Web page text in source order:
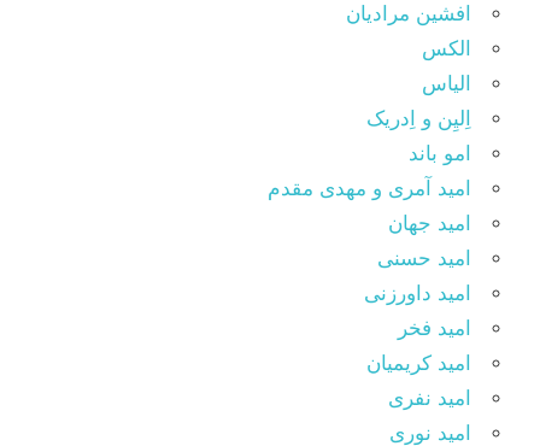
افشین مرادیان
الکس
الیاس
اِلیِن و اِدریک
امو باند
امید آمری و مهدی مقدم
امید جهان
امید حسنی
امید داورزنی
امید فخر
امید کریمیان
امید نفری
امید نوری